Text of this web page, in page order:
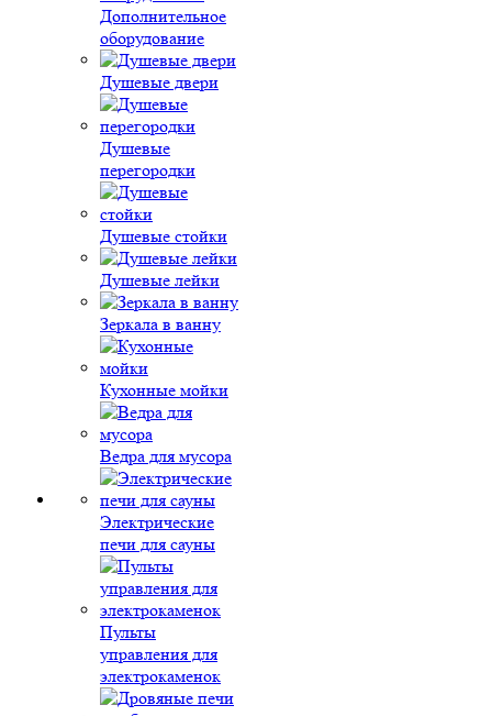
Дополнительное
оборудование
Душевые двери
Душевые
перегородки
Душевые стойки
Душевые лейки
Зеркала в ванну
Кухонные мойки
Ведра для мусора
Электрические
печи для сауны
Пульты
управления для
электрокаменок